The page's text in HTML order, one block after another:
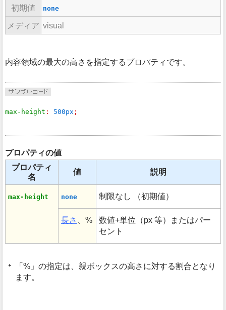
初期値 none
メディア visual
内容領域の最大の高さを指定するプロパティです。
max-height : 500px ;
プロパティの値
プロパティ
名
値 説明
max-height none 制限なし （初期値）
長さ 、%
数値+単位（px 等）またはパー
セント
%
の指定は、親ボックスの高さに対する割合となり
ます。